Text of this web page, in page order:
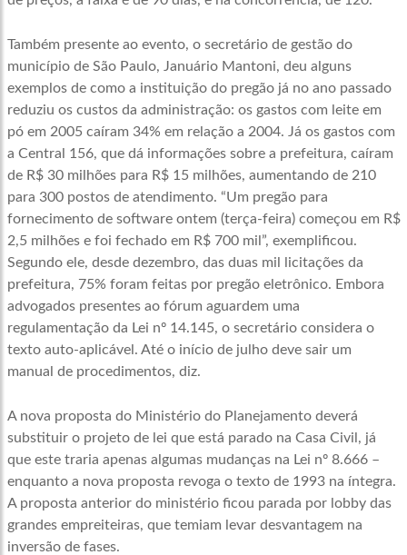
Também presente ao evento, o secretário de gestão do
município de São Paulo, Januário Mantoni, deu alguns
exemplos de como a instituição do pregão já no ano passado
reduziu os custos da administração: os gastos com leite em
pó em 2005 caíram 34% em relação a 2004. Já os gastos com
a Central 156, que dá informações sobre a prefeitura, caíram
de R$ 30 milhões para R$ 15 milhões, aumentando de 210
para 300 postos de atendimento. “Um pregão para
fornecimento de software ontem (terça-feira) começou em R$
2,5 milhões e foi fechado em R$ 700 mil”, exemplificou.
Segundo ele, desde dezembro, das duas mil licitações da
prefeitura, 75% foram feitas por pregão eletrônico. Embora
advogados presentes ao fórum aguardem uma
regulamentação da Lei nº 14.145, o secretário considera o
texto auto-aplicável. Até o início de julho deve sair um
manual de procedimentos, diz.
A nova proposta do Ministério do Planejamento deverá
substituir o projeto de lei que está parado na Casa Civil, já
que este traria apenas algumas mudanças na Lei nº 8.666 –
enquanto a nova proposta revoga o texto de 1993 na íntegra.
A proposta anterior do ministério ficou parada por lobby das
grandes empreiteiras, que temiam levar desvantagem na
inversão de fases.